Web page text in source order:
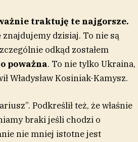
traktuję te najgorsze.
dzisiaj. To nie są
odkąd zostałem
poważna. To nie tylko Ukraina,
Władysław Kosiniak-Kamysz.
Podkreślił też, że właśnie
braki jeśli chodzi o
nie mniej istotne jest